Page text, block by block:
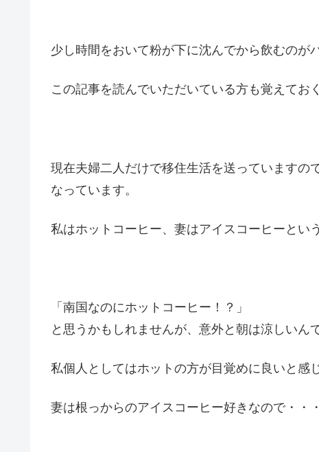
少し時間をおいて粉が下に沈んでから飲むのが
この記事を読んでいただいている方も覚えてお
現在夫婦二人だけで移住生活を送っていますの
なっています。
私はホットコーヒー、妻はアイスコーヒーとい
「南国なのにホットコーヒー！？」
と思うかもしれませんが、意外と朝は涼しいん
私個人としてはホットの方が目覚めに良いと感
妻は根っからのアイスコーヒー好きなので・・